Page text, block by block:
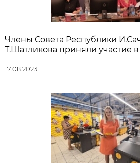
Члены Совета Республики
Т.Шатликова приняли участие
17.08.2023